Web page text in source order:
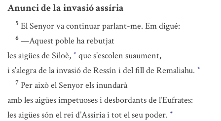
Anunci de la invasió assíria
5 El Senyor va continuar parlant-me. Em digué:
6 —Aquest poble ha rebutjat
les aigües de Siloè, * que s’escolen suaument,
i s’alegra de la invasió de Ressín i del fill de Remaliahu. *
7 Per això el Senyor els inundarà
amb les aigües impetuoses i desbordants de l’Eufrates:
les aigües són el rei d’Assíria i tot el seu poder. *